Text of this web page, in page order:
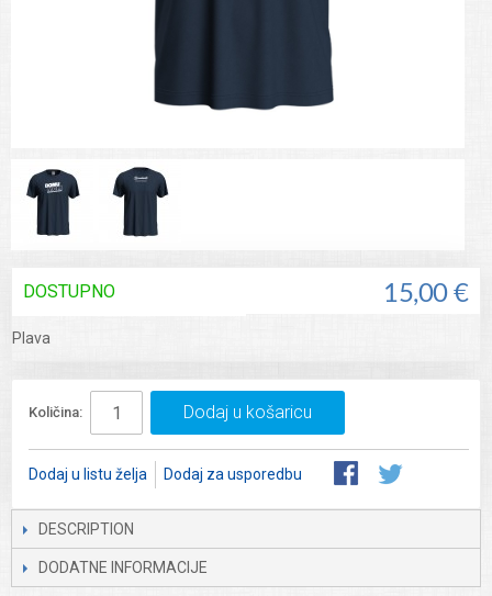
15,00 €
DOSTUPNO
Plava
Količina: Dodaj u košaricu
Dodaj u listu želja Dodaj za usporedbu
DESCRIPTION
DODATNE INFORMACIJE